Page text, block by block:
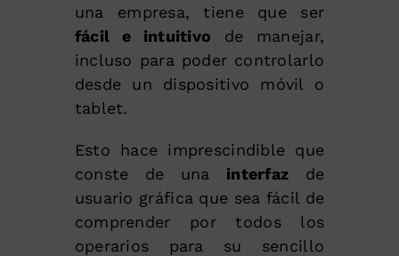
una empresa, tiene que ser
fácil e intuitivo de manejar,
incluso para poder controlarlo
desde un dispositivo móvil o
tablet.
Esto hace imprescindible que
conste de una interfaz de
usuario gráfica que sea fácil de
comprender por todos los
operarios para su sencillo